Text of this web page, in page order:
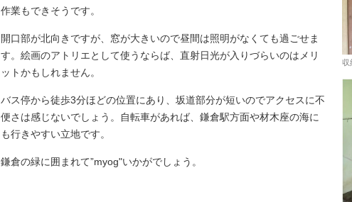
作業もできそうです。
開口部が北向きですが、窓が大きいので昼間は照明がなくても過ごせま
す。絵画のアトリエとして使うならば、直射日光が入りづらいのはメリ
ットかもしれません。
バス停から徒歩3分ほどの位置にあり、坂道部分が短いのでアクセスに不
便さは感じないでしょう。自転車があれば、鎌倉駅方面や材木座の海に
も行きやすい立地です。
鎌倉の緑に囲まれて”myog"いかがでしょう。
収